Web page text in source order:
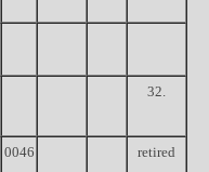
32.
0046
retired